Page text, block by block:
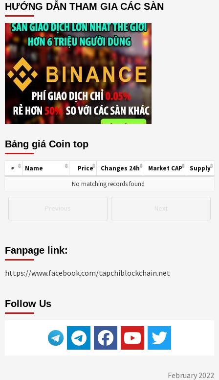
HƯỚNG DẪN THAM GIA CÁC SÀN
Bảng giá Coin top
Previous Next
# Name Price Changes 24h Market CAP
Supply
No matching records found
Fanpage link:
https://www.facebook.com/tapchiblockchain.net
Follow Us
February 2022